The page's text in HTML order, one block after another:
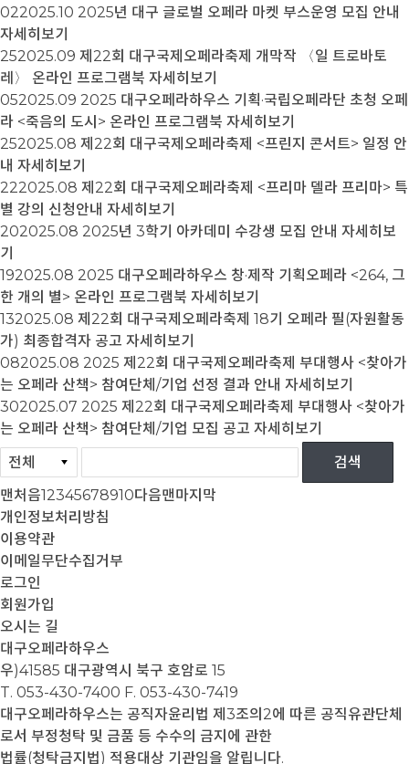
022025.10 2025년 대구 글로벌 오페라 마켓 부스운영 모집 안내
자세히보기
252025.09 제22회 대구국제오페라축제 개막작 〈일 트로바토
레〉 온라인 프로그램북 자세히보기
052025.09 2025 대구오페라하우스 기획·국립오페라단 초청 오페
라 <죽음의 도시> 온라인 프로그램북 자세히보기
252025.08 제22회 대구국제오페라축제 <프린지 콘서트> 일정 안
내 자세히보기
222025.08 제22회 대구국제오페라축제 <프리마 델라 프리마> 특
별 강의 신청안내 자세히보기
202025.08 2025년 3학기 아카데미 수강생 모집 안내 자세히보
기
192025.08 2025 대구오페라하우스 창·제작 기획오페라 <264, 그
한 개의 별> 온라인 프로그램북 자세히보기
132025.08 제22회 대구국제오페라축제 18기 오페라 필(자원활동
가) 최종합격자 공고 자세히보기
082025.08 2025 제22회 대구국제오페라축제 부대행사 <찾아가
는 오페라 산책> 참여단체/기업 선정 결과 안내 자세히보기
302025.07 2025 제22회 대구국제오페라축제 부대행사 <찾아가
는 오페라 산책> 참여단체/기업 모집 공고 자세히보기
맨처음12345678910다음맨마지막
개인정보처리방침
이용약관
이메일무단수집거부
로그인
회원가입
오시는 길
대구오페라하우스
우)41585 대구광역시 북구 호암로 15
T. 053-430-7400 F. 053-430-7419
대구오페라하우스는 공직자윤리법 제3조의2에 따른 공직유관단체
로서 부정청탁 및 금품 등 수수의 금지에 관한
법률(청탁금지법) 적용대상 기관임을 알립니다.